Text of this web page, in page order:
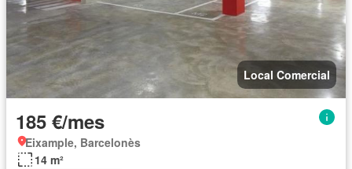
Local Comercial
185 €/mes
Eixample, Barcelonès
14 m²